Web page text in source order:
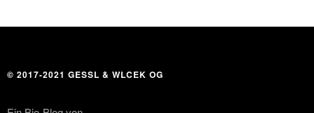
© 2017-2021 GESSL & WLCEK OG